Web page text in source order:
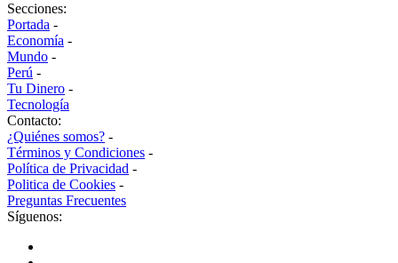
Secciones:
Portada -
Economía -
Mundo -
Perú -
Tu Dinero -
Tecnología
Contacto:
¿Quiénes somos? -
Términos y Condiciones -
Política de Privacidad -
Politica de Cookies -
Preguntas Frecuentes
Síguenos: